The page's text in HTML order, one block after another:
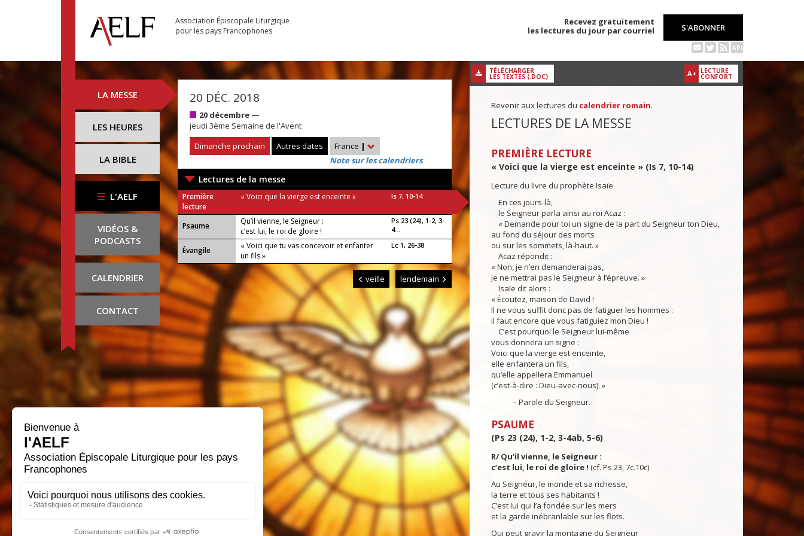
Association Épiscopale Liturgique
pour les pays Francophones
Recevez gratuitement
les lectures du jour par courriel
S'ABONNER
API
LA MESSE
LES HEURES
LA BIBLE
L'AELF
VIDÉOS &
PODCASTS
CALENDRIER
CONTACT
20 DÉC. 2018
20 décembre —
jeudi 3ème Semaine de l'Avent
Dimanche prochain
Autres dates France |
Note sur les calendriers
Lectures de la messe
Première
lecture
« Voici que la vierge est enceinte » Is 7, 10-14
Psaume
Qu’il vienne, le Seigneur :
c’est lui, le roi de gloire !
Ps 23 (24), 1-2, 3-
4...
Évangile
« Voici que tu vas concevoir et enfanter
un fils »
Lc 1, 26-38
veille lendemain
A+ LECTURE
CONFORT
TÉLÉCHARGER
LES TEXTES (.DOC)
Revenir aux lectures du calendrier romain.
LECTURES DE LA MESSE
PREMIÈRE LECTURE
« Voici que la vierge est enceinte » (Is 7, 10-14)
Lecture du livre du prophète Isaïe
En ces jours-là,
le Seigneur parla ainsi au roi Acaz :
« Demande pour toi un signe de la part du Seigneur ton Dieu,
au fond du séjour des morts
ou sur les sommets, là-haut. »
Acaz répondit :
« Non, je n’en demanderai pas,
je ne mettrai pas le Seigneur à l’épreuve. »
Isaïe dit alors :
« Écoutez, maison de David !
Il ne vous suffit donc pas de fatiguer les hommes :
il faut encore que vous fatiguiez mon Dieu !
C’est pourquoi le Seigneur lui-même
vous donnera un signe :
Voici que la vierge est enceinte,
elle enfantera un fils,
qu’elle appellera Emmanuel
(c’est-à-dire : Dieu-avec-nous). »
– Parole du Seigneur.
PSAUME
(Ps 23 (24), 1-2, 3-4ab, 5-6)
R/ Qu’il vienne, le Seigneur :
c’est lui, le roi de gloire ! (cf. Ps 23, 7c.10c)
Au Seigneur, le monde et sa richesse,
la terre et tous ses habitants !
C’est lui qui l’a fondée sur les mers
et la garde inébranlable sur les flots.
Qui peut gravir la montagne du Seigneur